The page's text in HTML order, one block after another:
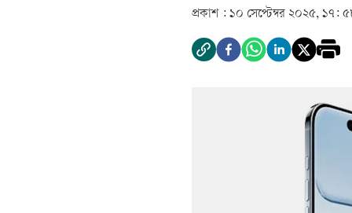
প্রকাশ : ১০ সেপ্টেম্বর ২০২৫, ১৭: